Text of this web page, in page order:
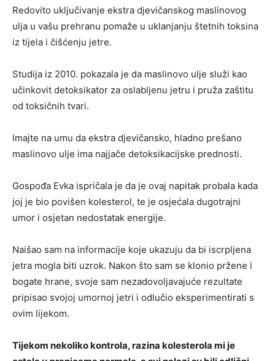
Redovito uključivanje ekstra djevičanskog maslinovog
ulja u vašu prehranu pomaže u uklanjanju štetnih toksina
iz tijela i čišćenju jetre.
Studija iz 2010. pokazala je da maslinovo ulje služi kao
učinkovit detoksikator za oslabljenu jetru i pruža zaštitu
od toksičnih tvari.
Imajte na umu da ekstra djevičansko, hladno prešano
maslinovo ulje ima najjače detoksikacijske prednosti.
Gospođa Evka ispričala je da je ovaj napitak probala kada
joj je bio povišen kolesterol, te je osjećala dugotrajni
umor i osjetan nedostatak energije.
Naišao sam na informacije koje ukazuju da bi iscrpljena
jetra mogla biti uzrok. Nakon što sam se klonio pržene i
bogate hrane, svoje sam nezadovoljavajuće rezultate
pripisao svojoj umornoj jetri i odlučio eksperimentirati s
ovim lijekom.
Tijekom nekoliko kontrola, razina kolesterola mi je